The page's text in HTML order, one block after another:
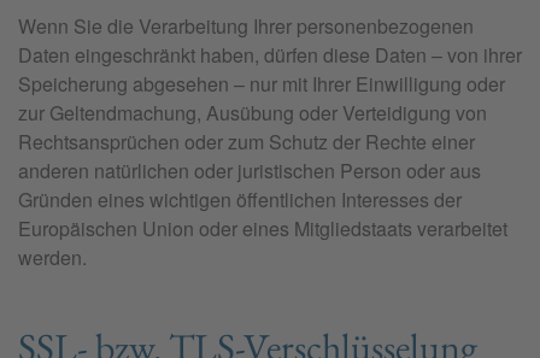
Wenn Sie die Verarbeitung Ihrer personenbezogenen
Daten eingeschränkt haben, dürfen diese Daten – von ihrer
Speicherung abgesehen – nur mit Ihrer Einwilligung oder
zur Geltendmachung, Ausübung oder Verteidigung von
Rechtsansprüchen oder zum Schutz der Rechte einer
anderen natürlichen oder juristischen Person oder aus
Gründen eines wichtigen öffentlichen Interesses der
Europäischen Union oder eines Mitgliedstaats verarbeitet
werden.
SSL- bzw. TLS-Verschlüsselung